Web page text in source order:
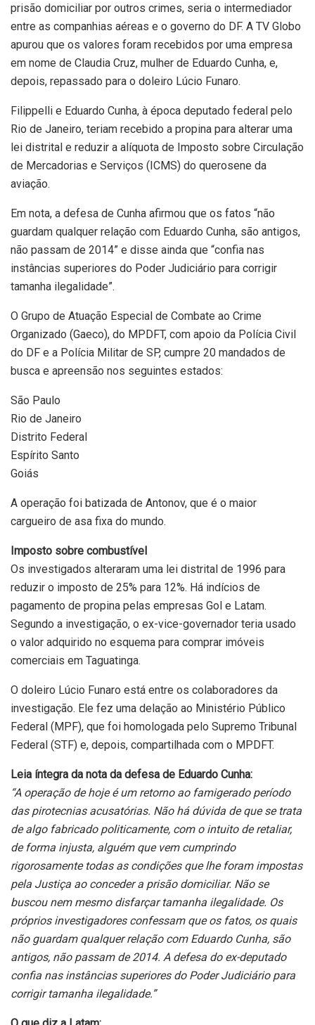
prisão domiciliar por outros crimes, seria o intermediador
entre as companhias aéreas e o governo do DF. A TV Globo
apurou que os valores foram recebidos por uma empresa
em nome de Claudia Cruz, mulher de Eduardo Cunha, e,
depois, repassado para o doleiro Lúcio Funaro.
Filippelli e Eduardo Cunha, à época deputado federal pelo
Rio de Janeiro, teriam recebido a propina para alterar uma
lei distrital e reduzir a alíquota de Imposto sobre Circulação
de Mercadorias e Serviços (ICMS) do querosene da
aviação.
Em nota, a defesa de Cunha afirmou que os fatos “não
guardam qualquer relação com Eduardo Cunha, são antigos,
não passam de 2014” e disse ainda que “confia nas
instâncias superiores do Poder Judiciário para corrigir
tamanha ilegalidade”.
O Grupo de Atuação Especial de Combate ao Crime
Organizado (Gaeco), do MPDFT, com apoio da Polícia Civil
do DF e a Polícia Militar de SP, cumpre 20 mandados de
busca e apreensão nos seguintes estados:
São Paulo
Rio de Janeiro
Distrito Federal
Espírito Santo
Goiás
A operação foi batizada de Antonov, que é o maior
cargueiro de asa fixa do mundo.
Imposto sobre combustível
Os investigados alteraram uma lei distrital de 1996 para
reduzir o imposto de 25% para 12%. Há indícios de
pagamento de propina pelas empresas Gol e Latam.
Segundo a investigação, o ex-vice-governador teria usado
o valor adquirido no esquema para comprar imóveis
comerciais em Taguatinga.
O doleiro Lúcio Funaro está entre os colaboradores da
investigação. Ele fez uma delação ao Ministério Público
Federal (MPF), que foi homologada pelo Supremo Tribunal
Federal (STF) e, depois, compartilhada com o MPDFT.
Leia íntegra da nota da defesa de Eduardo Cunha:
“A operação de hoje é um retorno ao famigerado período
das pirotecnias acusatórias. Não há dúvida de que se trata
de algo fabricado politicamente, com o intuito de retaliar,
de forma injusta, alguém que vem cumprindo
rigorosamente todas as condições que lhe foram impostas
pela Justiça ao conceder a prisão domiciliar. Não se
buscou nem mesmo disfarçar tamanha ilegalidade. Os
próprios investigadores confessam que os fatos, os quais
não guardam qualquer relação com Eduardo Cunha, são
antigos, não passam de 2014. A defesa do ex-deputado
confia nas instâncias superiores do Poder Judiciário para
corrigir tamanha ilegalidade.”